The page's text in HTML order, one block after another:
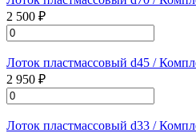
2 500 ₽
Лоток пластмассовый d45 /
2 950 ₽
Лоток пластмассовый d33 /